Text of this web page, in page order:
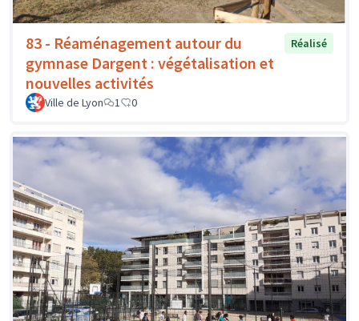
83 - Réaménagement autour du
gymnase Dargent : végétalisation et
nouvelles activités
Réalisé
Ville de Lyon 1 0